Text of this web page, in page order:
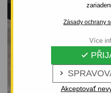
Zásady ochrany


Akceptovať
Více